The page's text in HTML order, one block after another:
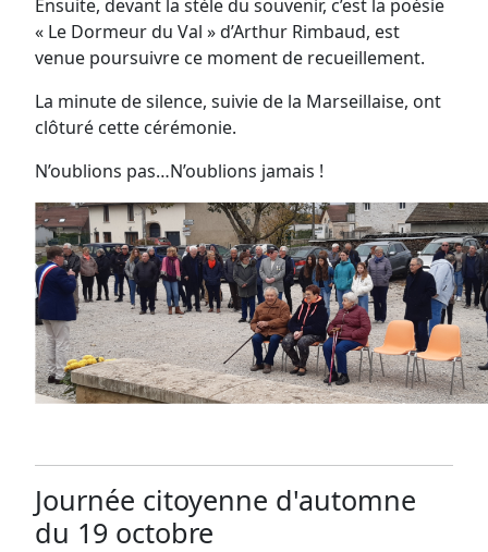
Ensuite, devant la stèle du souvenir, c’est la poésie
« Le Dormeur du Val » d’Arthur Rimbaud, est
venue poursuivre ce moment de recueillement.
La minute de silence, suivie de la Marseillaise, ont
clôturé cette cérémonie.
N’oublions pas…N’oublions jamais !
Journée citoyenne d'automne
du 19 octobre